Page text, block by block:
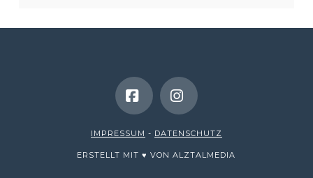
FacebookInstagram
IMPRESSUM - DATENSCHUTZ
ERSTELLT MIT ♥ VON ALZTALMEDIA